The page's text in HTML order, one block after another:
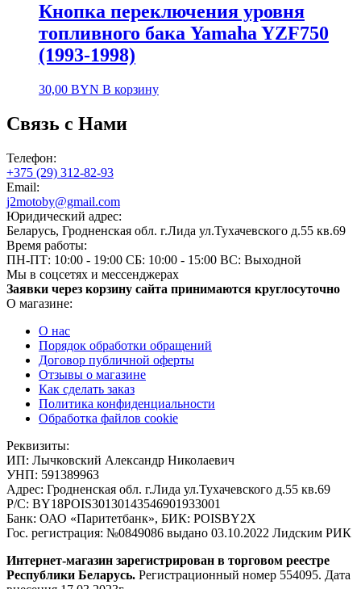
Кнопка переключения уровня
топливного бака Yamaha YZF750
(1993-1998)
30,00 BYN В корзину
Связь с Нами
Телефон:
+375 (29) 312-82-93
Email:
j2motoby@gmail.com
Юридический адрес:
Беларусь, Гродненская обл. г.Лида ул.Тухачевского д.55 кв.69
Время работы:
ПН-ПТ: 10:00 - 19:00 СБ: 10:00 - 15:00 ВС: Выходной
Мы в соцсетях и мессенджерах
Заявки через корзину сайта принимаются круглосуточно
О магазине:
О нас
Порядок обработки обращений
Договор публичной оферты
Отзывы о магазине
Как сделать заказ
Политика конфиденциальности
Обработка файлов cookie
Реквизиты:
ИП: Лычковский Александр Николаевич
УНП: 591389963
Адрес: Гродненская обл. г.Лида ул.Тухачевского д.55 кв.69
Р/С: BY18POIS30130143546901933001
Банк: ОАО «Паритетбанк», БИК: POISBY2X
Гос. регистрация: №0849086 выдано 03.10.2022 Лидским РИК
Интернет-магазин зарегистрирован в торговом реестре
Республики Беларусь. Регистрационный номер 554095. Дата